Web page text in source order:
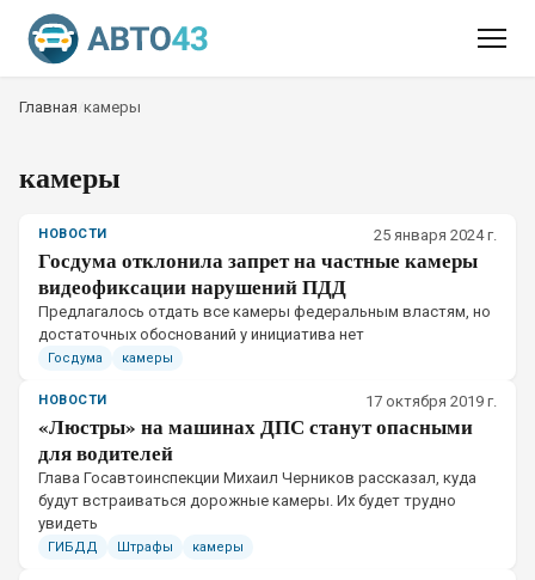
Главная камеры
камеры
НОВОСТИ 25 января 2024 г.
Госдума отклонила запрет на частные камеры
видеофиксации нарушений ПДД
​Предлагалось отдать все камеры федеральным властям, но
достаточных обоснований у инициатива нет
Госдума камеры
НОВОСТИ 17 октября 2019 г.
«Люстры» на машинах ДПС станут опасными
для водителей
​Глава Госавтоинспекции Михаил Черников рассказал, куда
будут встраиваться дорожные камеры. Их будет трудно
увидеть
ГИБДД Штрафы камеры